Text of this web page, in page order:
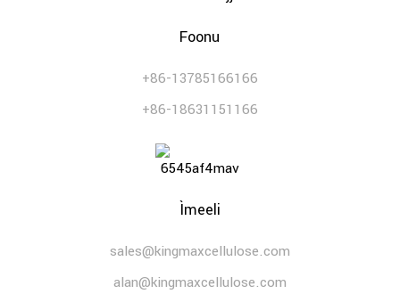
Foonu
+86-13785166166
+86-18631151166
Ìmeeli
sales@kingmaxcellulose.com
alan@kingmaxcellulose.com